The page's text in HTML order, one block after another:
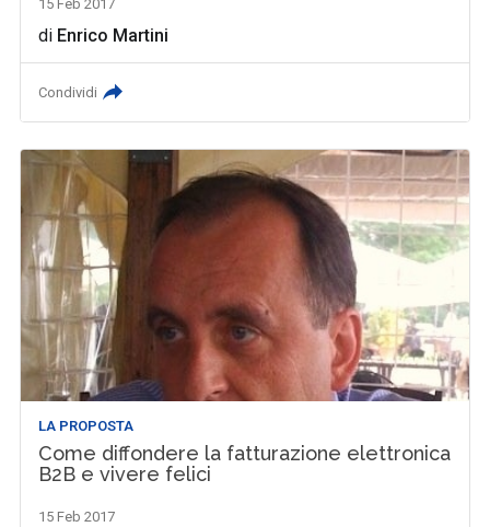
15 Feb 2017
di Enrico Martini
Condividi
LA PROPOSTA
Come diffondere la fatturazione elettronica
B2B e vivere felici
15 Feb 2017